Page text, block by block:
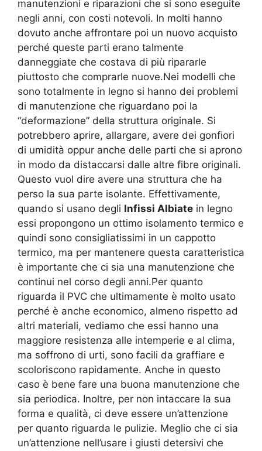
manutenzioni e riparazioni che si sono eseguite
negli anni, con costi notevoli. In molti hanno
dovuto anche affrontare poi un nuovo acquisto
perché queste parti erano talmente
danneggiate che costava di più ripararle
piuttosto che comprarle nuove.Nei modelli che
sono totalmente in legno si hanno dei problemi
di manutenzione che riguardano poi la
“deformazione” della struttura originale. Si
potrebbero aprire, allargare, avere dei gonfiori
di umidità oppur anche delle parti che si aprono
in modo da distaccarsi dalle altre fibre originali.
Questo vuol dire avere una struttura che ha
perso la sua parte isolante. Effettivamente,
quando si usano degli Infissi Albiate in legno
essi propongono un ottimo isolamento termico e
quindi sono consigliatissimi in un cappotto
termico, ma per mantenere questa caratteristica
è importante che ci sia una manutenzione che
continui nel corso degli anni.Per quanto
riguarda il PVC che ultimamente è molto usato
perché è anche economico, almeno rispetto ad
altri materiali, vediamo che essi hanno una
maggiore resistenza alle intemperie e al clima,
ma soffrono di urti, sono facili da graffiare e
scoloriscono rapidamente. Anche in questo
caso è bene fare una buona manutenzione che
sia periodica. Inoltre, per non intaccare la sua
forma e qualità, ci deve essere un’attenzione
per quanto riguarda le pulizie. Meglio che ci sia
un’attenzione nell’usare i giusti detersivi che